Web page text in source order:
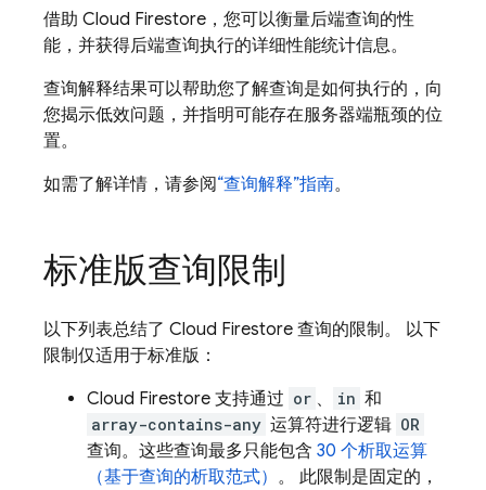
借助 Cloud Firestore ，您可以衡量后端查询的性
能，并获得后端查询执行的详细性能统计信息。
查询解释结果可以帮助您了解查询是如何执行的，向
您揭示低效问题，并指明可能存在服务器端瓶颈的位
置。
如需了解详情，请参阅“查询解释”指南。
标准版查询限制
以下列表总结了 Cloud Firestore 查询的限制。 以下
限制仅适用于标准版：
Cloud Firestore 支持通过 or 、 in 和
array-contains-any 运算符进行逻辑 OR
查询。这些查询最多只能包含 30 个析取运算
（基于查询的析取范式） 。 此限制是固定的，